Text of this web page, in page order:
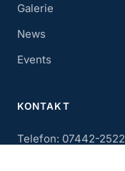
Galerie
News
Events
KONTAKT
Telefon: 07442-2522